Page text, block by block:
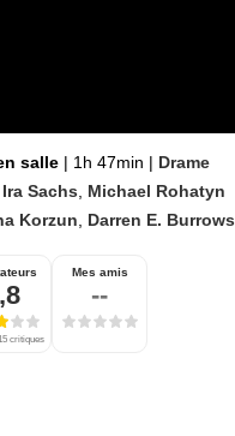
salle | 1h 47min | Drame
Ira Sachs
Michael Rohatyn
Korzun Darren E. Burrows
critiques
Mes amis
--